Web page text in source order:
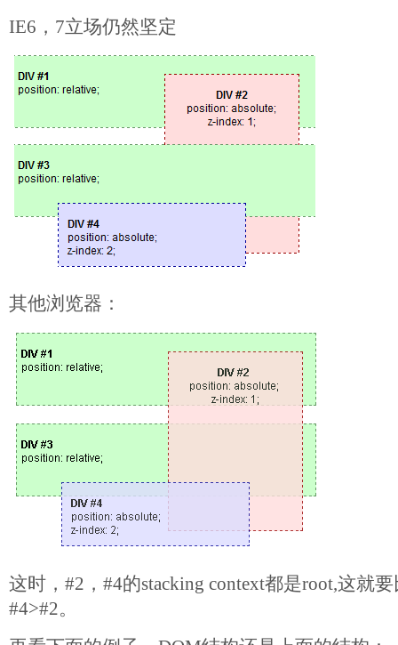
IE6，7立场仍然坚定
其他浏览器：
这时，#2，#4的stacking context都是root,这就
#4>#2。